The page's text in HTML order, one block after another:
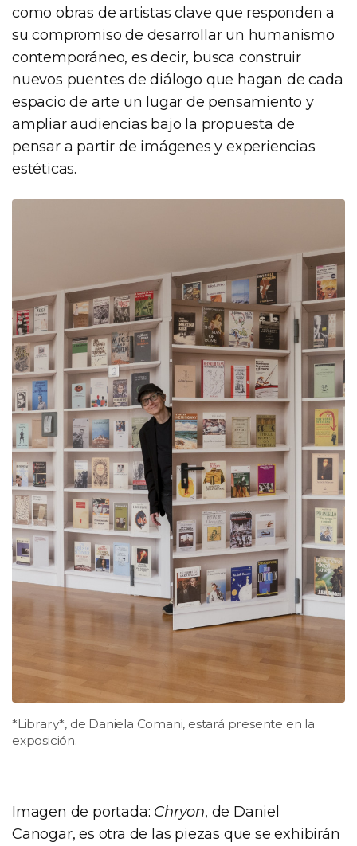
como obras de artistas clave que responden a
su compromiso de desarrollar un humanismo
contemporáneo, es decir, busca construir
nuevos puentes de diálogo que hagan de cada
espacio de arte un lugar de pensamiento y
ampliar audiencias bajo la propuesta de
pensar a partir de imágenes y experiencias
estéticas.
*Library*, de Daniela Comani, estará presente en la
exposición.
Imagen de portada: Chryon, de Daniel
Canogar, es otra de las piezas que se exhibirán